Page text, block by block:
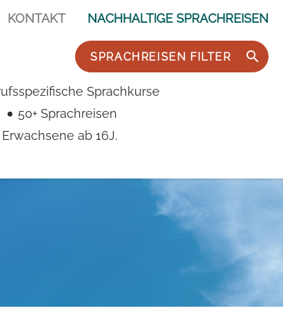
KONTAKT NACHHALTIGE SPRACHREISEN
SPRACHREISEN FILTER
Sprachkurse
50+ Sprachreisen
ab 16J.